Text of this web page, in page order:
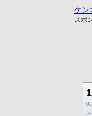
ケン
スポ
0.